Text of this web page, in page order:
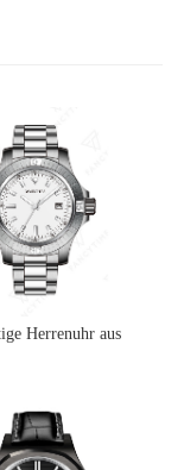
Herrenuhr aus